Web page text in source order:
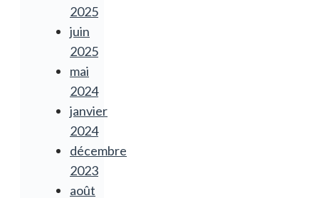
2025
juin
2025
mai
2024
janvier
2024
décembre
2023
août